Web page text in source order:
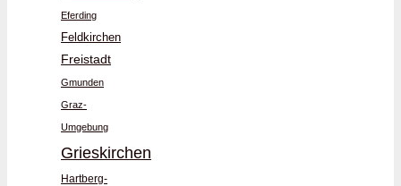
Eferding
Feldkirchen
Freistadt
Gmunden
Graz-
Umgebung
Grieskirchen
Hartberg-